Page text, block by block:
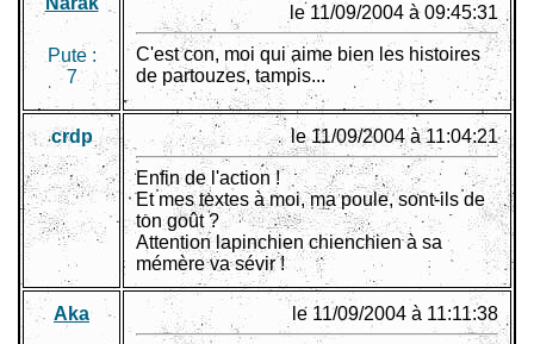
Pute :
7
le 11/09/2004 à 09:45:31
C'est con, moi qui aime bien les histoires
de partouzes, tampis...
crdp le 11/09/2004 à 11:04:21
Enfin de l'action !
Et mes textes à moi, ma poule, sont-ils de
ton goût ?
Attention lapinchien chienchien à sa
mémère va sévir !
Aka le 11/09/2004 à 11:11:38